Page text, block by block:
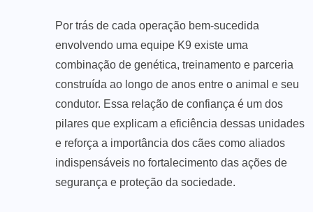
Por trás de cada operação bem-sucedida
envolvendo uma equipe K9 existe uma
combinação de genética, treinamento e parceria
construída ao longo de anos entre o animal e seu
condutor. Essa relação de confiança é um dos
pilares que explicam a eficiência dessas unidades
e reforça a importância dos cães como aliados
indispensáveis no fortalecimento das ações de
segurança e proteção da sociedade.